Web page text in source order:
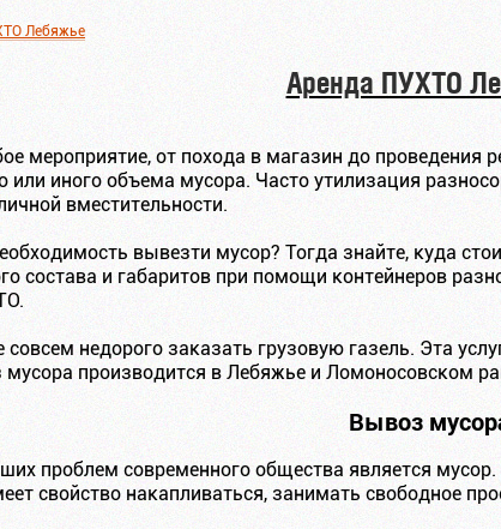
Лебяжье
Аренда ПУХТО
мероприятие, от похода в магазин до проведения
или иного объема мусора. Часто утилизация
вместительности.
вывезти мусор? Тогда знайте, куда
состава и габаритов при помощи контейнеров
недорого заказать грузовую газель. Эта
производится в Лебяжье и Ломоносовском
Вывоз
проблем современного общества является
свойство накапливаться, занимать свободное